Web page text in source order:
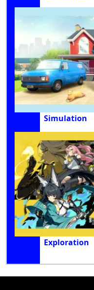
Simulation
Exploration